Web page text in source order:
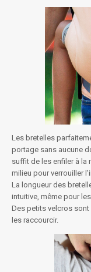
Les bretelles
portage sans aucune
suffit de les enfiler à la
milieu pour verrouiller
La longueur des
intuitive, même pour
Des petits velcros
les raccourcir.